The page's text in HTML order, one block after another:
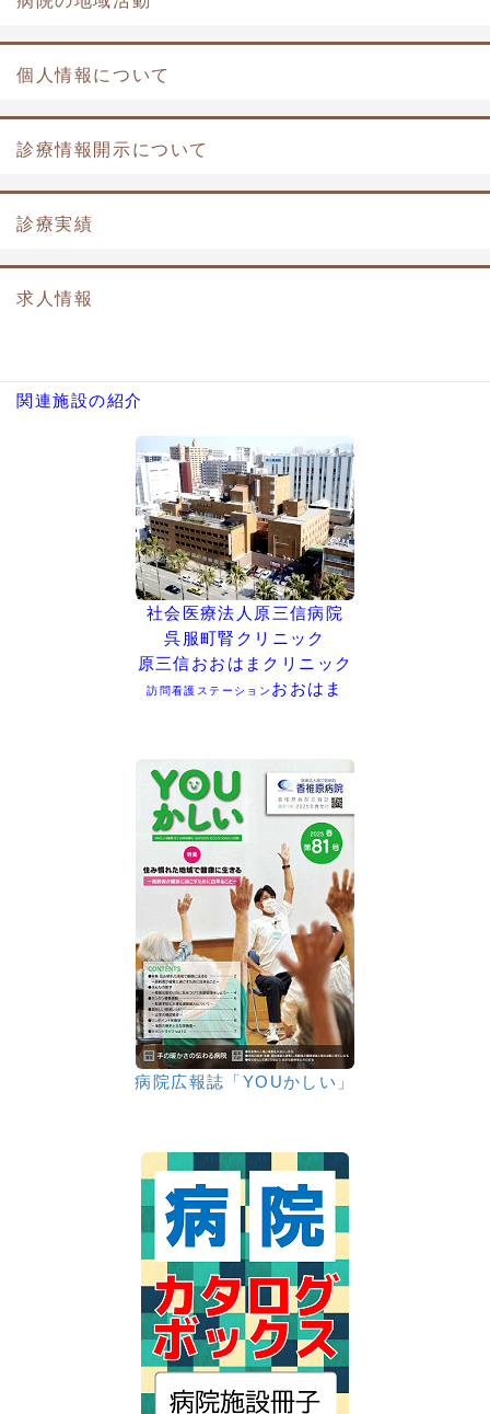
個人情報について
診療情報開示について
診療実績
求人情報
関連施設の紹介
社会医療法人原三信病院
呉服町腎クリニック
原三信おおはまクリニック
訪問看護ステーション おおはま
病院広報誌「YOUかしい」